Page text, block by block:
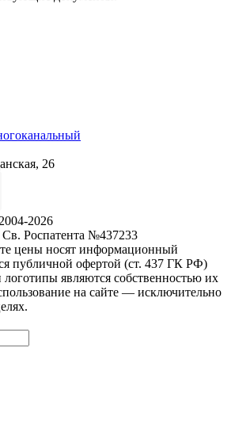
26
2026
Роспатента №4​3​7​2​3​3
цены носят информационный
публичной офертой (ст. 437 ГК РФ)
являются собственностью их
на сайте — исключительно